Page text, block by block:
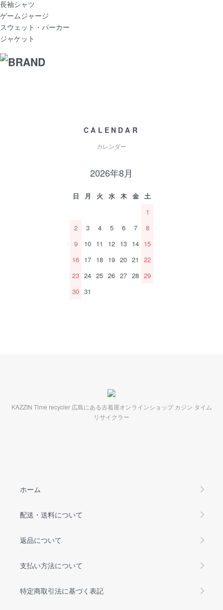
長袖シャツ
ゲームジャージ
スウェット・パーカー
ジャケット
CALENDAR
カレンダー
2026年8月
日 月 火 水 木 金
土
1
2
3 4 5 6 7
8
9
10 11 12 13 14 15
16 17 18 19 20 21
22
23 24 25 26 27 28 29
30 31
KAZZIN Time recycler 広島にある古着屋オンラインショップ カジン タイム
リサイクラー
ホーム
配送・送料について
返品について
支払い方法について
特定商取引法に基づく表記